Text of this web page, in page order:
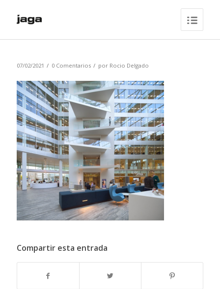
07/02/2021 / 0 Comentarios / por Rocio Delgado
Compartir esta entrada